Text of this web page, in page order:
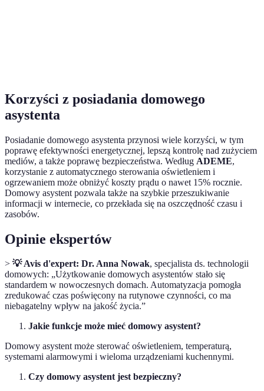
Korzyści z posiadania domowego
asystenta
Posiadanie domowego asystenta przynosi wiele korzyści, w tym
poprawę efektywności energetycznej, lepszą kontrolę nad zużyciem
mediów, a także poprawę bezpieczeństwa. Według ADEME,
korzystanie z automatycznego sterowania oświetleniem i
ogrzewaniem może obniżyć koszty prądu o nawet 15% rocznie.
Domowy asystent pozwala także na szybkie przeszukiwanie
informacji w internecie, co przekłada się na oszczędność czasu i
zasobów.
Opinie ekspertów
> 💡 Avis d'expert: Dr. Anna Nowak, specjalista ds. technologii
domowych: „Użytkowanie domowych asystentów stało się
standardem w nowoczesnych domach. Automatyzacja pomogła
zredukować czas poświęcony na rutynowe czynności, co ma
niebagatelny wpływ na jakość życia.”
Jakie funkcje może mieć domowy asystent?
Domowy asystent może sterować oświetleniem, temperaturą,
systemami alarmowymi i wieloma urządzeniami kuchennymi.
Czy domowy asystent jest bezpieczny?